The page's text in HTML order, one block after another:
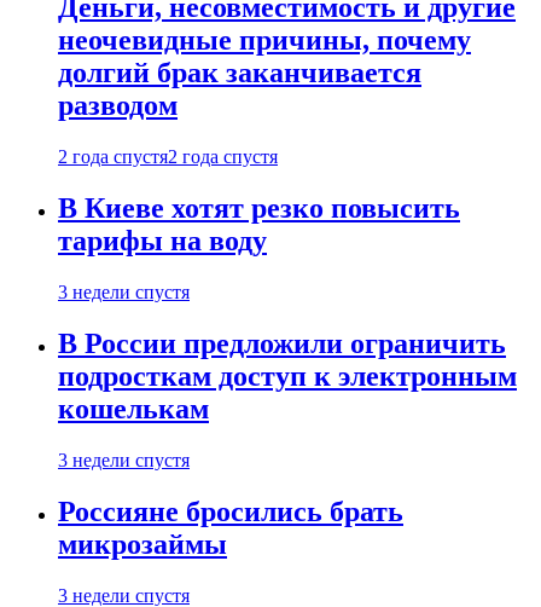
Деньги, несовместимость и другие
неочевидные причины, почему
долгий брак заканчивается
разводом
2 года спустя2 года спустя
В Киеве хотят резко повысить
тарифы на воду
3 недели спустя
В России предложили ограничить
подросткам доступ к электронным
кошелькам
3 недели спустя
Россияне бросились брать
микрозаймы
3 недели спустя